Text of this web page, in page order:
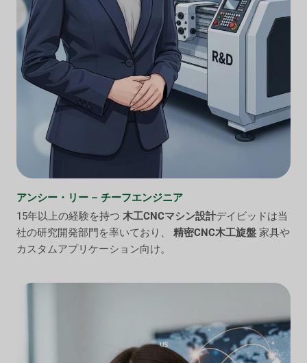
アンシー・リー – チーフエンジニア
15年以上の経験を持つ 木工CNCマシン設計デイビッドは当
社の研究開発部門を率いており、 精密CNC木工旋盤 家具や
カスタムアプリケーション向け。